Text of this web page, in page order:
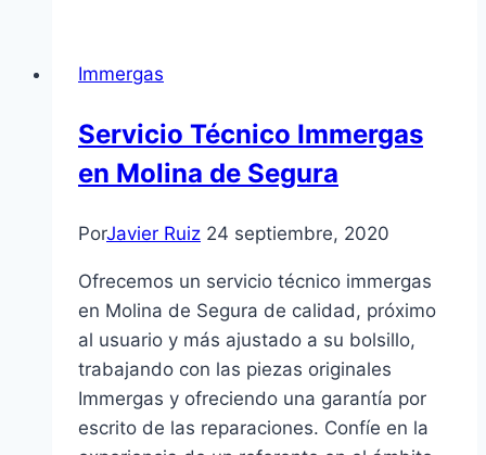
Immergas
Servicio Técnico Immergas
en Molina de Segura
PorJavier Ruiz 24 septiembre, 2020
Ofrecemos un servicio técnico immergas
en Molina de Segura de calidad, próximo
al usuario y más ajustado a su bolsillo,
trabajando con las piezas originales
Immergas y ofreciendo una garantía por
escrito de las reparaciones. Confíe en la